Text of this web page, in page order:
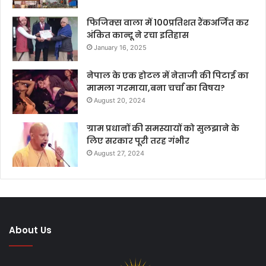
फिजिक्स वाला में 100प्रतिशत रैंकअर्जित कर
अंकित कान्दू ने रचा इतिहास
January 16, 2025
नेपाल के एक होटल में नेताजी की पिटाई का
मामला गरमाया,बना चर्चा का विषय?
August 20, 2024
ग्राम प्रधानों की समस्यायों को सुलझाने के
लिए सरकार पूरी तरह गंभीर
August 27, 2024
About Us